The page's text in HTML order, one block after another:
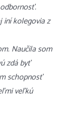
iní kolegovia z
Naučila som
zdá byť
schopnosť
veľkú